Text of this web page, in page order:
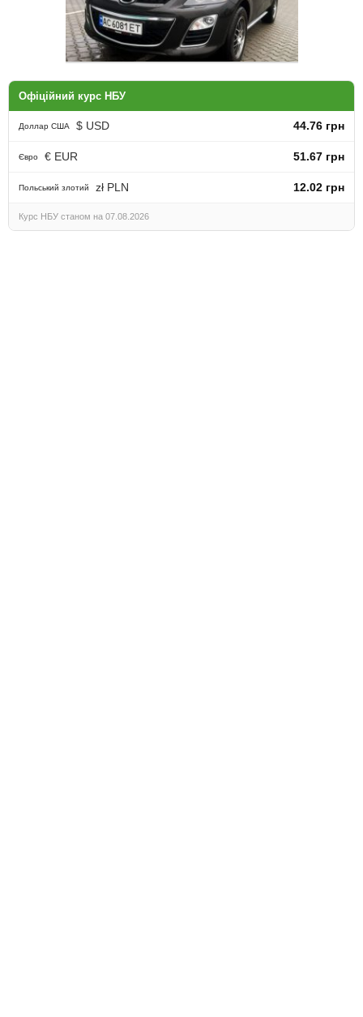
Продам Mazda CX-7 2011.
ТЕРМІНОВО!
AvtoLife:
та
Офіційний курс НБУ
Доллар США $ USD 44.76 грн
Євро € EUR 51.67 грн
Польський злотий zł PLN 12.02 грн
Курс НБУ станом на 07.08.2026